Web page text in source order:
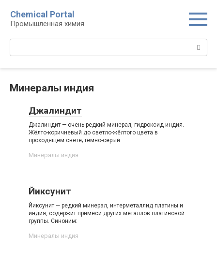
контенту
Chemical Portal
Промышленная химия
Минералы индия
Джалиндит
Джалиндит — очень редкий минерал, гидроксид индия.
Жёлто-коричневый до светло-жёлтого цвета в
проходящем свете; тёмно-серый
Минералы индия
Йиксунит
Йиксунит — редкий минерал, интерметаллид платины и
индия, содержит примеси других металлов платиновой
группы. Синоним:
Минералы индия